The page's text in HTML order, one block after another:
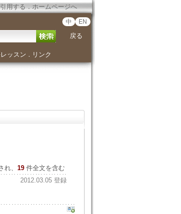
用する．ホームページへ
中 EN
戻る
ッスン ． リンク
れ、 19件全文を含む
2012.03.05 登録